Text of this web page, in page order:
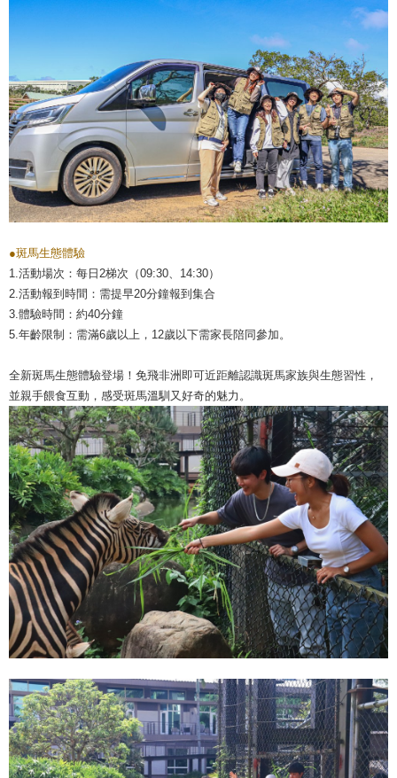
●斑馬生態體驗
1.活動場次：每日2梯次（09:30、14:30）
2.活動報到時間：需提早20分鐘報到集合
3.體驗時間：約40分鐘
5.年齡限制：需滿6歲以上，12歲以下需家長陪同參加。
全新斑馬生態體驗登場！免飛非洲即可近距離認識斑馬家族與生態習性，
並親手餵食互動，感受斑馬溫馴又好奇的魅力。